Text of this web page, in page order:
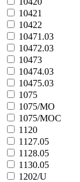
10421
10422
10471.03
10472.03
10473
10474.03
10475.03
1075
1075/MO
1075/MOC
1120
1127.05
1128.05
1130.05
1202/U